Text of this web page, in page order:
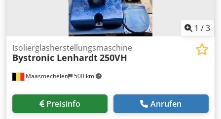
1 /3
Maasmechelen 500 km
Isolierglasherstellungsmaschine
Bystronic Lenhardt250VH
Preisinfo Anrufen